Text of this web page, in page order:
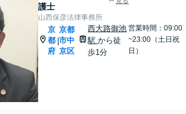
護士
山西保彦法律事務所
京
都
府
|
京都
市中
京区
西大路御池
駅から徒
歩1分
営業時間：09:00
~23:00（土日祝
日）